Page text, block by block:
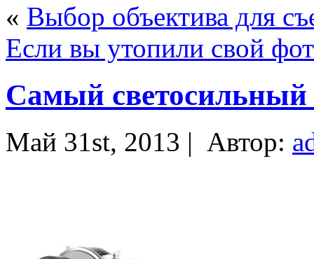
« Выбор объектива для
Если вы утопили свой
Самый светосильный
Май 31st, 2013 | Автор: